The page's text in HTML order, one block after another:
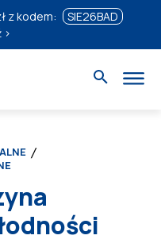
z kodem:
SIE26BAD
›